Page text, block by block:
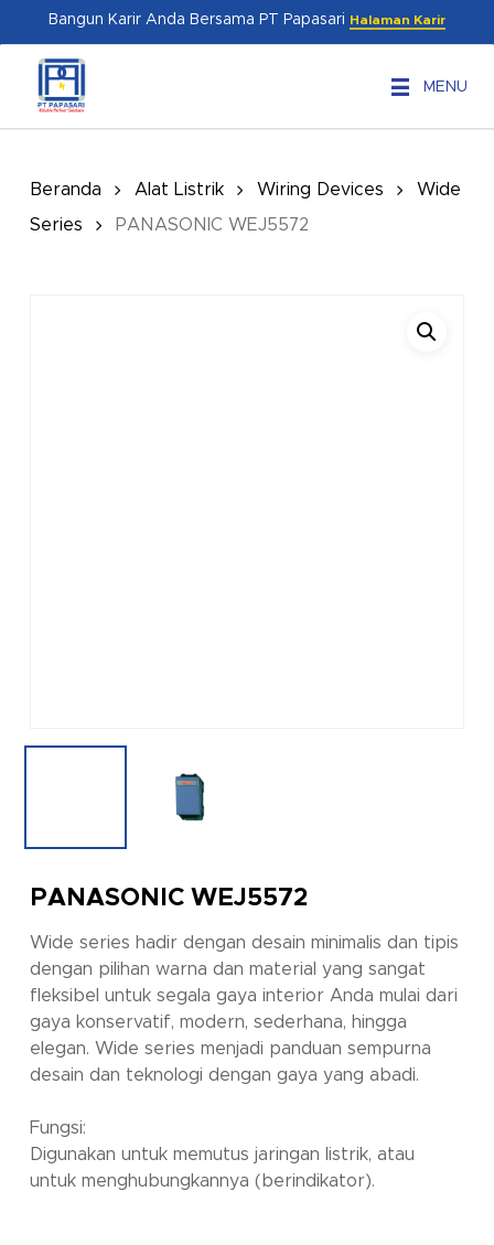
content
Bangun Karir Anda Bersama PT Papasari Halaman Karir
MENU
Beranda Alat Listrik Wiring Devices
Wide
Series
PANASONIC WEJ5572
PANASONIC WEJ5572
Wide series hadir dengan desain minimalis dan tipis
dengan pilihan warna dan material yang sangat
fleksibel untuk segala gaya interior Anda mulai dari
gaya konservatif, modern, sederhana, hingga
elegan. Wide series menjadi panduan sempurna
desain dan teknologi dengan gaya yang abadi.
Fungsi:
Digunakan untuk memutus jaringan listrik, atau
untuk menghubungkannya (berindikator).
Menu